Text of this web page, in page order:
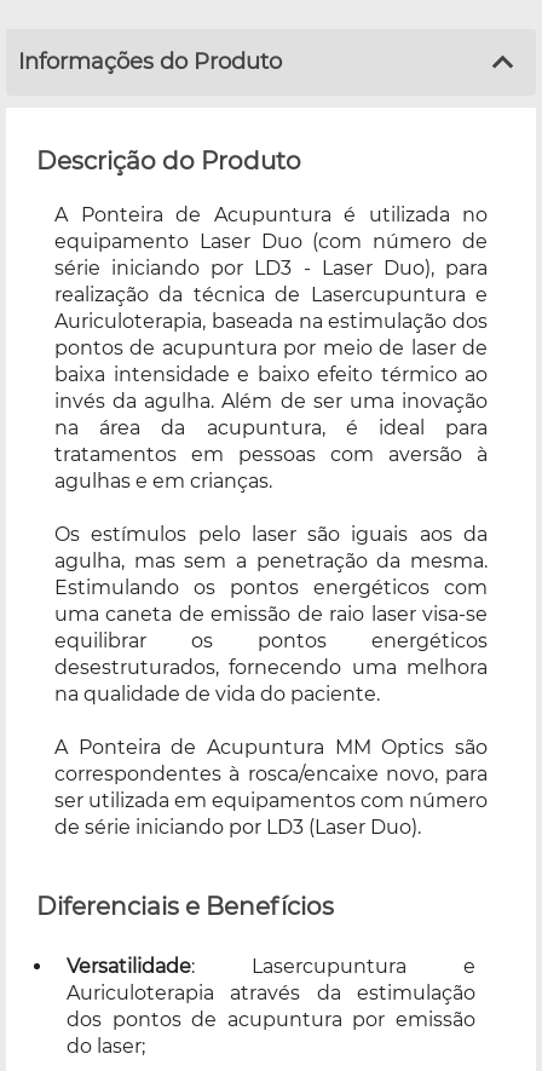
Informações do Produto
Descrição do Produto
A Ponteira de Acupuntura é utilizada no
equipamento Laser Duo (com número de
série iniciando por LD3 - Laser Duo), para
realização da técnica de Lasercupuntura e
Auriculoterapia, baseada na estimulação dos
pontos de acupuntura por meio de laser de
baixa intensidade e baixo efeito térmico ao
invés da agulha. Além de ser uma inovação
na área da acupuntura, é ideal para
tratamentos em pessoas com aversão à
agulhas e em crianças.
Os estímulos pelo laser são iguais aos da
agulha, mas sem a penetração da mesma.
Estimulando os pontos energéticos com
uma caneta de emissão de raio laser visa-se
equilibrar os pontos energéticos
desestruturados, fornecendo uma melhora
na qualidade de vida do paciente.
A Ponteira de Acupuntura MM Optics são
correspondentes à rosca/encaixe novo, para
ser utilizada em equipamentos com número
de série iniciando por LD3 (Laser Duo).
Diferenciais e Benefícios
Versatilidade: Lasercupuntura e
Auriculoterapia através da estimulação
dos pontos de acupuntura por emissão
do laser;